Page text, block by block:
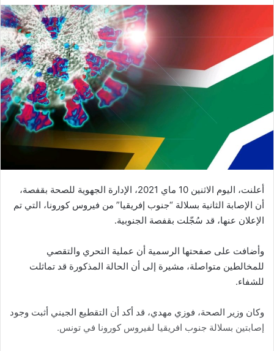
أعلنت، اليوم الاثنين 10 ماي 2021، الإدارة الجهوية للصحة بقفصة،
أن الإصابة الثانية بسلالة “جنوب إفريقيا” من فيروس كورونا، التي تم
الإعلان عنها، قد سُجّلت بقفصة الجنوبية.
وأضافت على صفحتها الرسمية أن عملية التحري والتقصي
للمخالطين متواصلة، مشيرة إلى أن الحالة المذكورة قد تماثلت
للشفاء.
وكان وزير الصحة، فوزي مهدي، قد أكد أن التقطيع الجيني أثبت وجود
إصابتين بسلالة جنوب افريقيا لفيروس كورونا في تونس.